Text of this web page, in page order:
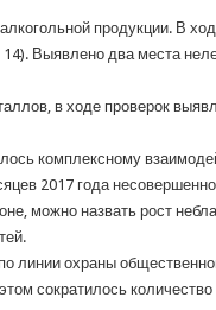
продукции. В
Выявлено два места
в ходе проверок
комплексному
2017 года
можно назвать рост
линии охраны
сократилось